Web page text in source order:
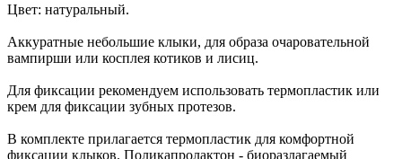
Цвет: натуральный.
Аккуратные небольшие клыки, для образа очаровательной
вампирши или косплея котиков и лисиц.
Для фиксации рекомендуем использовать термопластик или
крем для фиксации зубных протезов.
В комплекте прилагается термопластик для комфортной
фиксации клыков. Поликапролактон - биоразлагаемый